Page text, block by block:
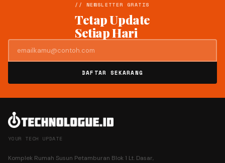
// NEWSLETTER GRATIS
Tetap Update
Setiap Hari
DAFTAR SEKARANG
YOUR TECH UPDATE
Komplek Rumah Susun Petamburan Blok 1 Lt. Dasar,